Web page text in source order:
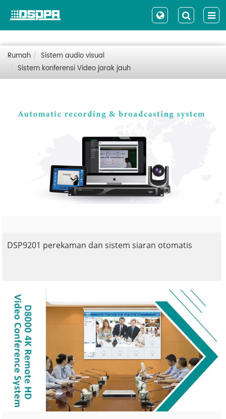
Rumah
Sistem audio visual
Sistem konferensi Video jarak jauh
DSP9201 perekaman dan sistem siaran otomatis